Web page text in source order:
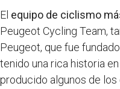
El equipo de ciclismo
Peugeot Cycling Team,
Peugeot, que fue
tenido una rica historia
producido algunos de